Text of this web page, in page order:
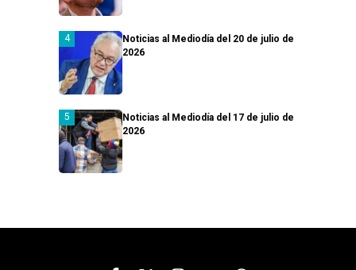
Noticias al Mediodía del 20 de julio de
2026
Noticias al Mediodía del 17 de julio de
2026